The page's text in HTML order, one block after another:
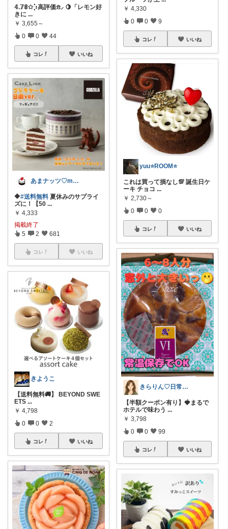
𝟜.𝟟𝟠✩⡱高評価𖠿⸝ 🍋「レモン好
きに ...
￥ 3,655～
0 0 44
コレ いいね
あまナッツ♡mottoお取り寄せスイーツ
🔶#送料無料 夏休みのサプライ
ズに！【50 ...
￥ 4,333
掲載終了
5 2 681
コレ いいね
きようこ
【送料無料🚚】 BEYOND SWE
ETS ...
￥ 4,798
0 0 2
コレ いいね
￥ 4,330
0 0 9
コレ いいね
yuu⭐️ROOM⭐️
これは買って損なし💯 誕生日ケ
ーキ チョコ ...
￥ 2,730～
0 0 0
コレ いいね
きらりん♡日常に馴染むものを集めて😊
【半額クーポン有り】🍓まるで
ホテルで味わう ...
￥ 3,798
0 0 99
コレ いいね